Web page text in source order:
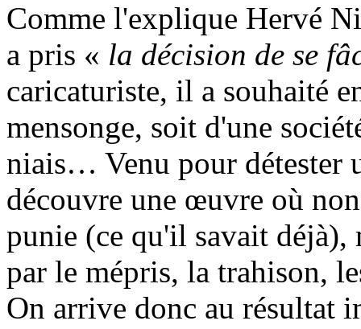
Comme l'explique Hervé
a pris « la décision de se
caricaturiste, il a souhaité
mensonge, soit d'une
niais… Venu pour détester
découvre une œuvre où
punie (ce qu'il savait déjà),
par le mépris, la trahison,
On arrive donc au résultat